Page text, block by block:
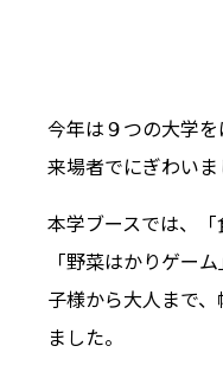
今年は９つの大学
来場者でにぎわいま
本学ブースでは、
「野菜はかりゲー
子様から大人まで
ました。